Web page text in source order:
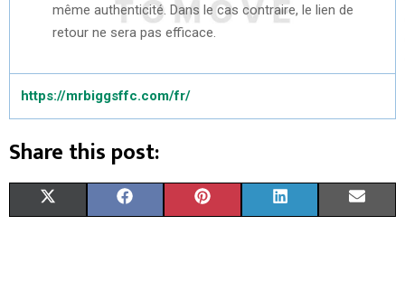
même authenticité. Dans le cas contraire, le lien de
retour ne sera pas efficace.
https://mrbiggsffc.com/fr/
Share this post: